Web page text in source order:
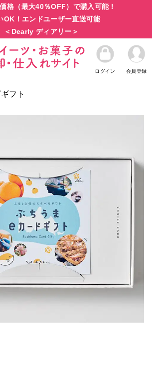
格（最大40％OFF）で購入可能！
OK！エンドユーザー直送可能
＜Dearly ディアリー＞
ログイン 会員登録
フト